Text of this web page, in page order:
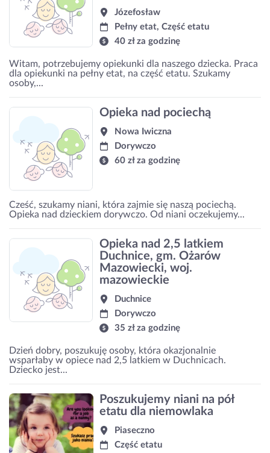
Józefosław
Pełny etat, Część etatu
40 zł za godzinę
Witam, potrzebujemy opiekunki dla naszego dziecka. Praca
dla opiekunki na pełny etat, na część etatu. Szukamy
osoby,...
Opieka nad pociechą
Nowa Iwiczna
Dorywczo
60 zł za godzinę
Cześć, szukamy niani, która zajmie się naszą pociechą.
Opieka nad dzieckiem dorywczo. Od niani oczekujemy...
Opieka nad 2,5 latkiem
Duchnice, gm. Ożarów
Mazowiecki, woj.
mazowieckie
Duchnice
Dorywczo
35 zł za godzinę
Dzień dobry, poszukuję osoby, która okazjonalnie
wsparłaby w opiece nad 2,5 latkiem w Duchnicach.
Dziecko jest...
Poszukujemy niani na pół
etatu dla niemowlaka
Piaseczno
Część etatu